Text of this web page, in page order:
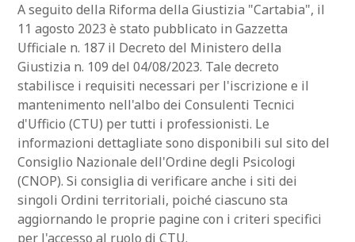
A seguito della Riforma della Giustizia "Cartabia", il
11 agosto 2023 è stato pubblicato in Gazzetta
Ufficiale n. 187 il Decreto del Ministero della
Giustizia n. 109 del 04/08/2023. Tale decreto
stabilisce i requisiti necessari per l'iscrizione e il
mantenimento nell'albo dei Consulenti Tecnici
d'Ufficio (CTU) per tutti i professionisti. Le
informazioni dettagliate sono disponibili sul sito del
Consiglio Nazionale dell'Ordine degli Psicologi
(CNOP). Si consiglia di verificare anche i siti dei
singoli Ordini territoriali, poiché ciascuno sta
aggiornando le proprie pagine con i criteri specifici
per l'accesso al ruolo di CTU.